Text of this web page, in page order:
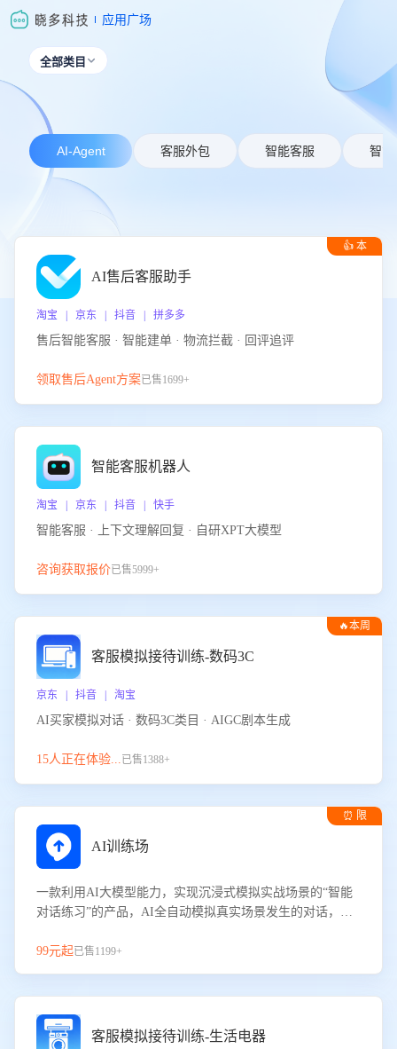
应用广场
全部类目 
AI-Agent 客服外包 智能客服 智能
👍 本
AI售后客服助手
淘宝 | 京东 | 抖音 | 拼多多
售后智能客服 · 智能建单 · 物流拦截 · 回评追评
领取售后Agent方案已售1699+
智能客服机器人
淘宝 | 京东 | 抖音 | 快手
智能客服 · 上下文理解回复 · 自研XPT大模型
咨询获取报价已售5999+
🔥本周
客服模拟接待训练-数码3C
京东 | 抖音 | 淘宝
AI买家模拟对话 · 数码3C类目 · AIGC剧本生成
15人正在体验...已售1388+
⏰ 限
AI训练场
一款利用AI大模型能力，实现沉浸式模拟实战场景的“智能
对话练习”的产品，AI全自动模拟真实场景发生的对话，企
服能力。
99元起已售1199+
客服模拟接待训练-生活电器